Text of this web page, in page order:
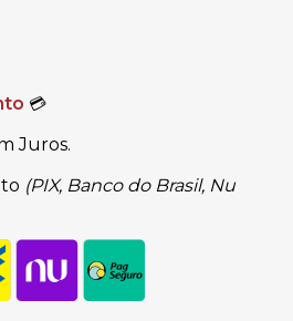
💳
Juros.
(PIX, Banco do Brasil, Nu